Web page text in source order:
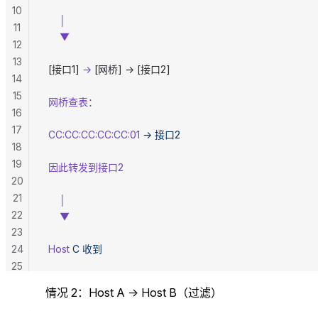
     ▼
[接口1] → [网桥] → [接口2]
网桥查表：
CC:CC:CC:CC:CC:01 → 接口2
因此转发到接口2
     ▼
Host C 收到
10
11
12
13
14
15
16
17
18
19
20
21
22
23
24
25
情况 2：Host A → Host B（过滤）